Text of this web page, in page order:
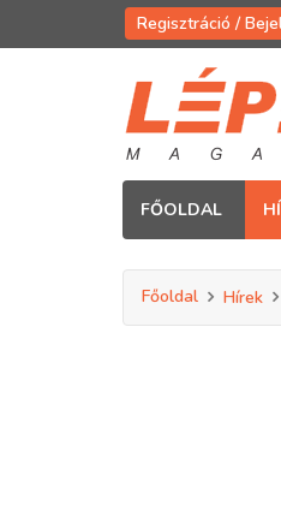
Regisztráció /
FŐOLDAL
Főoldal Hírek